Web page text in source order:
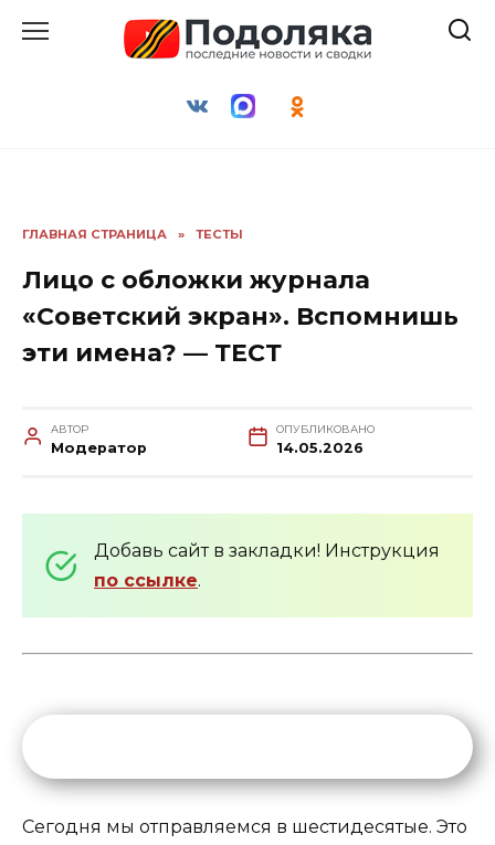
ГЛАВНАЯ СТРАНИЦА » ТЕСТЫ
Лицо с обложки журнала
«Советский экран». Вспомнишь
эти имена? — ТЕСТ
АВТОР
Модератор
ОПУБЛИКОВАНО
14.05.2026
Добавь сайт в закладки! Инструкция
по ссылке.
Сегодня мы отправляемся в шестидесятые. Это